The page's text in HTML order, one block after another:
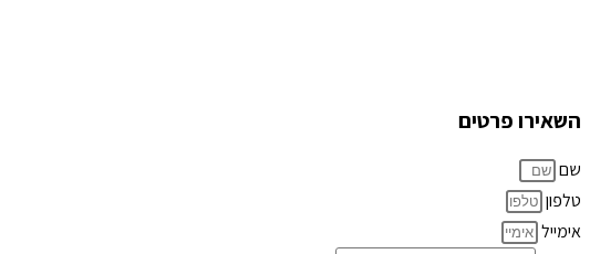
השאירו פרטים
שם
טלפון
אימייל